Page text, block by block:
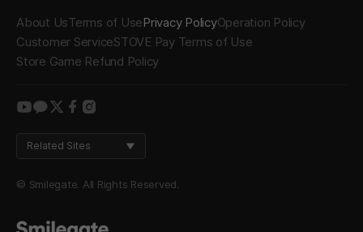
About UsTerms of UsePrivacy PolicyOperation Policy
Customer ServiceSTOVE Pay Terms of Use
Store Game Refund Policy
youtube
kakao
twitter
facebook
instagram
Related Sites
© Smilegate. All Rights Reserved.